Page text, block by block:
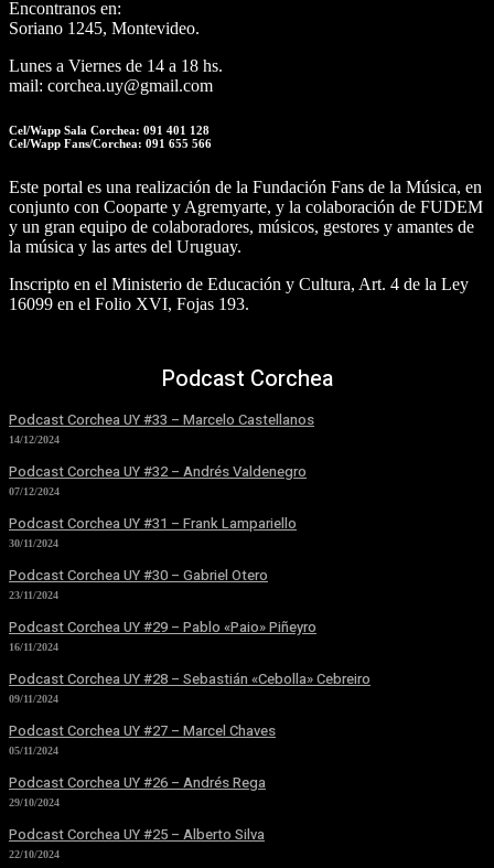
Encontranos en:
Soriano 1245, Montevideo.
Lunes a Viernes de 14 a 18 hs.
mail: corchea.uy@gmail.com
Cel/Wapp Sala Corchea: 091 401 128
Cel/Wapp Fans/Corchea: 091 655 566
Este portal es una realización de la Fundación Fans de la Música, en
conjunto con Cooparte y Agremyarte, y la colaboración de FUDEM
y un gran equipo de colaboradores, músicos, gestores y amantes de
la música y las artes del Uruguay.
Inscripto en el Ministerio de Educación y Cultura, Art. 4 de la Ley
16099 en el Folio XVI, Fojas 193.
Podcast Corchea
Podcast Corchea UY #33 – Marcelo Castellanos
14/12/2024
Podcast Corchea UY #32 – Andrés Valdenegro
07/12/2024
Podcast Corchea UY #31 – Frank Lampariello
30/11/2024
Podcast Corchea UY #30 – Gabriel Otero
23/11/2024
Podcast Corchea UY #29 – Pablo «Paio» Piñeyro
16/11/2024
Podcast Corchea UY #28 – Sebastián «Cebolla» Cebreiro
09/11/2024
Podcast Corchea UY #27 – Marcel Chaves
05/11/2024
Podcast Corchea UY #26 – Andrés Rega
29/10/2024
Podcast Corchea UY #25 – Alberto Silva
22/10/2024